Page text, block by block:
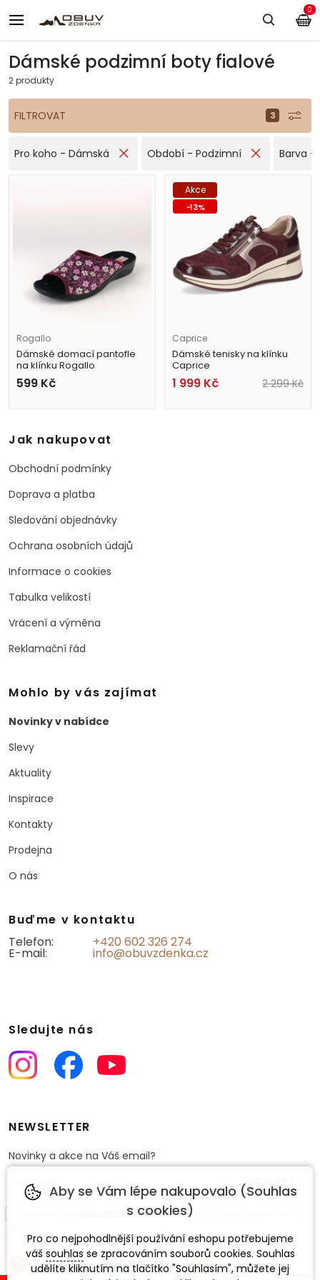
Dámské podzimní boty fialové
2 produkty
FILTROVAT
Pro koho - Dámská Období - Podzimní Barva -
Rogallo
Dámské domací pantofle
na klínku Rogallo
30313 vínové
599 Kč
Akce
-13%
Caprice
Dámské tenisky na klínku
Caprice
9-23300-44 551 fialové
1 999 Kč 2 299Kč
0
Jak nakupovat
Obchodní podmínky
Doprava a platba
Sledování objednávky
Ochrana osobních údajů
Informace o cookies
Tabulka velikostí
Vrácení a výměna
Reklamační řád
Mohlo by vás zajímat
Novinky v nabídce
Slevy
Aktuality
Inspirace
Kontakty
Prodejna
O nás
Buďme v kontaktu
Telefon:
+420 602 326 274
E-mail: info@obuvzdenka.cz
Sledujte nás
NEWSLETTER
Novinky a akce na Váš email?
zpracováním osobních údajůpro účely zasílání obchodního
Aby se Vám lépe nakupovalo (Souhlas
s cookies)
Pro co nejpohodlnější používání eshopu potřebujeme
váš souhlas se zpracováním souborů cookies. Souhlas
udělíte kliknutím na tlačítko "Souhlasím", můžete jej